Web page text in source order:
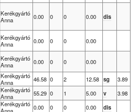
Kerékgyártó
Anna
0.00 0 0 0.00 dis
Kerékgyártó
Anna
0.00 0 0
0.00
Kerékgyártó
Anna
0.00 0 0
0.00
Kerékgyártó
Anna
46.58 0 2 12.58 sg
3.89
Kerékgyártó
Anna
55.29 0 1 5.00 v
3.98
Kerékgyártó
Anna
0.00 0 0 0.00
dis